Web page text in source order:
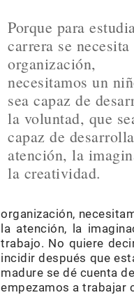
Porque para
carrera se necesita
organización,
necesitamos un
sea capaz de
la voluntad, que
capaz de
atención, la
la creatividad.
organización,
la atención, la
trabajo. No quiere
incidir después que
madure se dé cuenta
empezamos a trabajar